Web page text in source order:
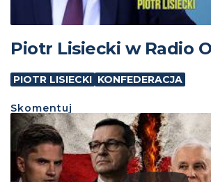
Piotr Lisiecki w Radio
PIOTR LISIECKI KONFEDERACJA
Skomentuj